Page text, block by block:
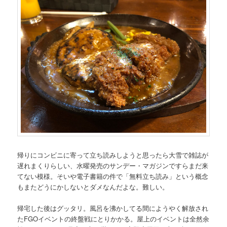
帰りにコンビニに寄って立ち読みしようと思ったら大雪で雑誌が
遅れまくりらしい、水曜発売のサンデー・マガジンですらまだ来
てない模様。そいや電子書籍の件で「無料立ち読み」という概念
もまたどうにかしないとダメなんだよな。難しい。
帰宅した後はグッタリ。風呂を沸かしてる間にようやく解放され
たFGOイベントの終盤戦にとりかかる。屋上のイベントは全然余